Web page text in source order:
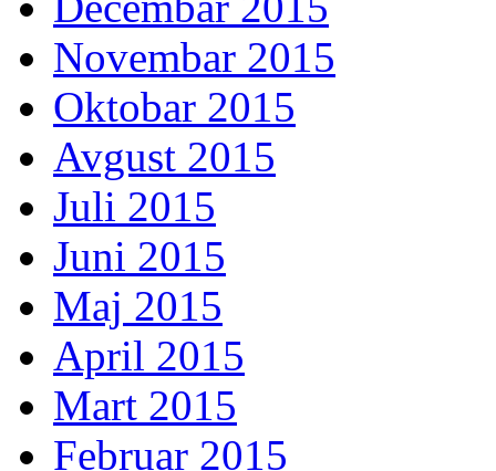
Novembar 2015
Oktobar 2015
Avgust 2015
Juli 2015
Juni 2015
Maj 2015
April 2015
Mart 2015
Februar 2015